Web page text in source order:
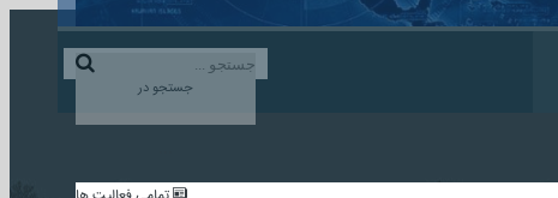
جستجو در